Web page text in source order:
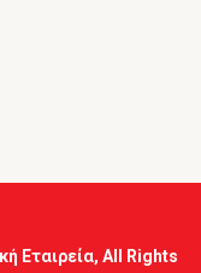
Εταιρεία, All Rights